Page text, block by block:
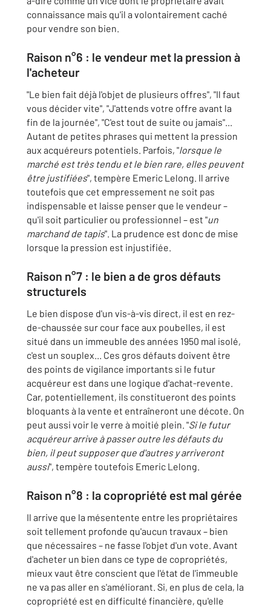
connaissance mais qu'il a volontairement caché
pour vendre son bien.
Raison n°6 : le vendeur met la pression à
l'acheteur
"Le bien fait déjà l'objet de plusieurs offres", "Il faut
vous décider vite", "J'attends votre offre avant la
fin de la journée", "C'est tout de suite ou jamais"...
Autant de petites phrases qui mettent la pression
aux acquéreurs potentiels. Parfois, "lorsque le
marché est très tendu et le bien rare, elles peuvent
être justifiées", tempère Emeric Lelong. Il arrive
toutefois que cet empressement ne soit pas
indispensable et laisse penser que le vendeur –
qu'il soit particulier ou professionnel – est "un
marchand de tapis". La prudence est donc de mise
lorsque la pression est injustifiée.
Raison n°7 : le bien a de gros défauts
structurels
Le bien dispose d'un vis-à-vis direct, il est en rez-
de-chaussée sur cour face aux poubelles, il est
situé dans un immeuble des années 1950 mal isolé,
c'est un souplex... Ces gros défauts doivent être
des points de vigilance importants si le futur
acquéreur est dans une logique d'achat-revente.
Car, potentiellement, ils constitueront des points
bloquants à la vente et entraîneront une décote. On
peut aussi voir le verre à moitié plein. "Si le futur
acquéreur arrive à passer outre les défauts du
bien, il peut supposer que d'autres y arriveront
aussi", tempère toutefois Emeric Lelong.
Raison n°8 : la copropriété est mal gérée
Il arrive que la mésentente entre les propriétaires
soit tellement profonde qu'aucun travaux – bien
que nécessaires – ne fasse l'objet d'un vote. Avant
d'acheter un bien dans ce type de copropriétés,
mieux vaut être conscient que l'état de l'immeuble
ne va pas aller en s'améliorant. Si, en plus de cela, la
copropriété est en difficulté financière, qu'elle